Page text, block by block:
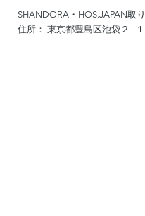
SHANDORA・HOS.JAPAN取
住所： 東京都豊島区池袋２−